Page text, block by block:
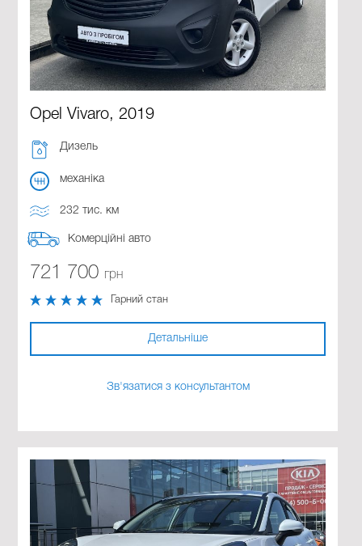
Opel Vivaro, 2019
Дизель
механіка
232 тис. км
Комерційні авто
721 700 грн
Гарний стан
Детальніше
Зв'язатися з консультантом